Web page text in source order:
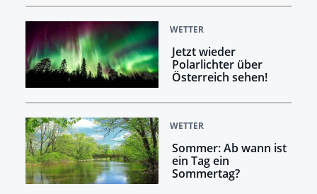
WETTER
Jetzt wieder
Polarlichter über
Österreich sehen!
WETTER
Sommer: Ab wann ist
ein Tag ein
Sommertag?